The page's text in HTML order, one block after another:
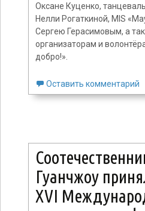
Оксане Куценко,
Нелли Рогаткиной, MIS
Сергею Герасимовым, а
организаторам и
добро!».
Оставить комментарий
Гуанчжоу
XVI